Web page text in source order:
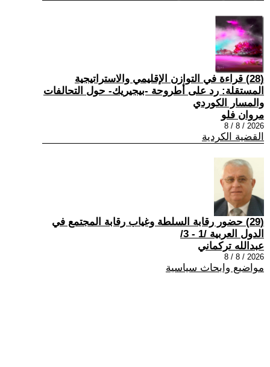
(28) قراءة في التوازن الإقليمي والاستراتيجية
المستقلة: رد على أطروحة -بيجيريك- حول التحالفات
والمسار الكوردي
مروان فلو
2026 / 8 / 8
القضية الكردية
(29) حضور رقابة السلطة وغياب رقابة المجتمع في
الدول العربية /1 - 3/
عبدالله تركماني
2026 / 8 / 8
مواضيع وابحاث سياسية